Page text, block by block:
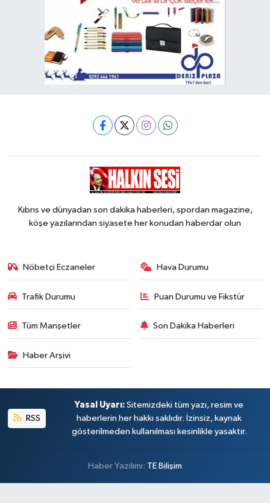
Kıbrıs ve dünyadan son dakika haberleri, spordan magazine,
köşe yazılarından siyasete her konudan haberdar olun
Nöbetçi Eczaneler Hava Durumu
Trafik Durumu Puan Durumu ve Fikstür
Tüm Manşetler Son Dakika Haberleri
Haber Arşivi
RSS
Yasal Uyarı: Sitemizdeki tüm yazı, resim ve
haberlerin her hakkı saklıdır. İzinsiz, kaynak
gösterilmeden kullanılması kesinlikle yasaktır.
Haber Yazılımı: TE Bilişim